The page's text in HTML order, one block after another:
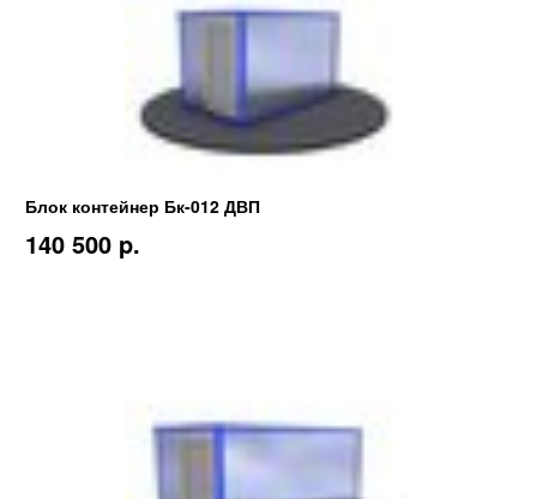
Блок контейнер Бк-012 ДВП
140 500 p.